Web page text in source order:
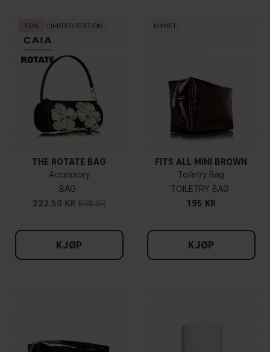
50 LIMITED EDITION
THE ROTATE BAG
Accessory
BAG
322.50 KR 645 KR
KJØP
NYHET
FITS ALL MINI BROWN
Toiletry Bag
TOILETRY BAG
195 KR
KJØP